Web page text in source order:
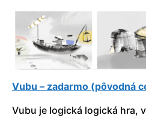
Vubu – zadarmo (pôvodná
Vubu je logická logická hra,